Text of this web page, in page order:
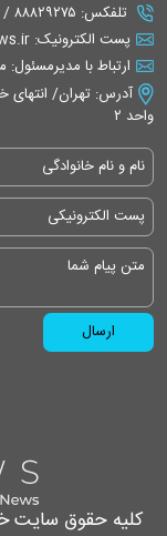
تلفکس: ۸۸۸۲۹۲۷۵ / همراه: ۰۹۳۷۰۷۴۸۵۵۰
پست الکترونیک: info@iusnews.ir یا eiusnews@gmail.com
ارتباط با
واحد ۲
کلیه حقوق سایت